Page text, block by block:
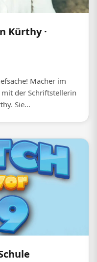
Kürthy ·
Macher im
der Schriftstellerin
Sie...